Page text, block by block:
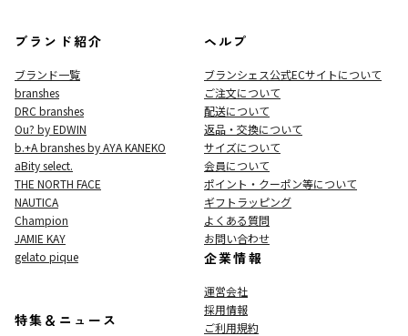
ブランド紹介
ブランド一覧
branshes
DRC branshes
Ou? by EDWIN
b.+A branshes by AYA KANEKO
aBity select.
THE NORTH FACE
NAUTICA
Champion
JAMIE KAY
gelato pique
特集＆ニュース
ヘルプ
ブランシェス公式ECサイトについて
ご注文について
配送について
返品・交換について
サイズについて
会員について
ポイント・クーポン等について
ギフトラッピング
よくある質問
お問い合わせ
企業情報
運営会社
採用情報
ご利用規約